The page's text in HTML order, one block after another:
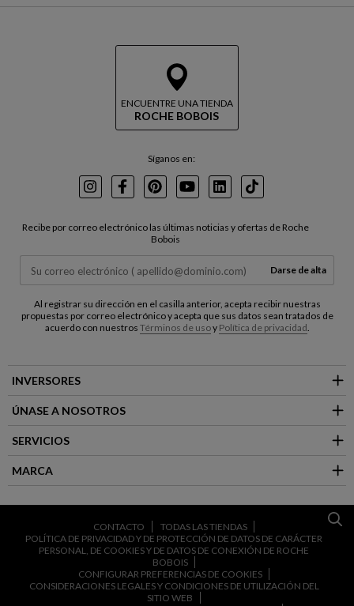
ENCUENTRE UNA TIENDA
ROCHE BOBOIS
Síganos en:
InstagramFacebookPinterest
YoutubeLinkedInTikTok
Recibe por correo electrónico las últimas noticias y ofertas de Roche
Bobois
Darse de alta
Al registrar su dirección en el casilla anterior, acepta recibir nuestras
propuestas por correo electrónico y acepta que sus datos sean tratados de
acuerdo con nuestros Términos de usoy Política de privacidad
INVERSORES
ÚNASE A NOSOTROS
SERVICIOS
MARCA
CONTACTO
TODAS LAS TIENDAS
POLÍTICA DE PRIVACIDAD Y DE PROTECCIÓN DE DATOS DE CARÁCTER
PERSONAL, DE COOKIES Y DE DATOS DE CONEXIÓN DE ROCHE
BOBOIS
CONFIGURAR PREFERENCIAS DE COOKIES
CONSIDERACIONES LEGALES Y CONDICIONES DE UTILIZACIÓN DEL
SITIO WEB